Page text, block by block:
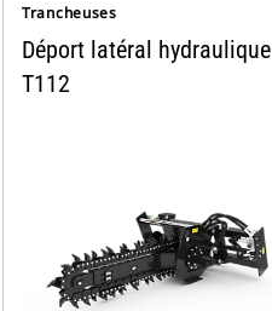
Trancheuses
Déport latéral hydraulique
T112